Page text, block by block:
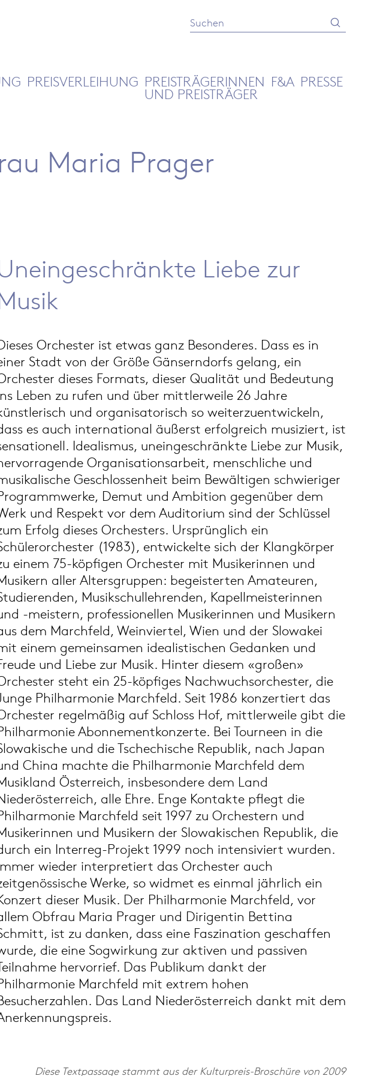
Suche
Absenden
PREISVERLEIHUNG PREISTRÄGERINNEN
UND PREISTRÄGER
F&A PRESSE
Maria Prager
Liebe zur
Orchester ist etwas ganz Besonderes. Dass es in
Stadt von der Größe Gänserndorfs gelang, ein
dieses Formats, dieser Qualität und Bedeutung
Leben zu rufen und über mittlerweile 26 Jahre
und organisatorisch so weiterzuentwickeln,
es auch international äußerst erfolgreich musiziert, ist
Idealismus, uneingeschränkte Liebe zur Musik,
Organisationsarbeit, menschliche und
Geschlossenheit beim Bewältigen schwieriger
Demut und Ambition gegenüber dem
und Respekt vor dem Auditorium sind der Schlüssel
Erfolg dieses Orchesters. Ursprünglich ein
(1983), entwickelte sich der Klangkörper
einem 75-köpfigen Orchester mit Musikerinnen und
aller Altersgruppen: begeisterten Amateuren,
Musikschullehrenden, Kapellmeisterinnen
-meistern, professionellen Musikerinnen und Musikern
dem Marchfeld, Weinviertel, Wien und der Slowakei
einem gemeinsamen idealistischen Gedanken und
und Liebe zur Musik. Hinter diesem «großen»
steht ein 25-köpfiges Nachwuchsorchester, die
Philharmonie Marchfeld. Seit 1986 konzertiert das
regelmäßig auf Schloss Hof, mittlerweile gibt die
Abonnementkonzerte. Bei Tourneen in die
und die Tschechische Republik, nach Japan
China machte die Philharmonie Marchfeld dem
Österreich, insbesondere dem Land
alle Ehre. Enge Kontakte pflegt die
Marchfeld seit 1997 zu Orchestern und
und Musikern der Slowakischen Republik, die
ein Interreg-Projekt 1999 noch intensiviert wurden.
wieder interpretiert das Orchester auch
Werke, so widmet es einmal jährlich ein
dieser Musik. Der Philharmonie Marchfeld, vor
Obfrau Maria Prager und Dirigentin Bettina
ist zu danken, dass eine Faszination geschaffen
die eine Sogwirkung zur aktiven und passiven
hervorrief. Das Publikum dankt der
Marchfeld mit extrem hohen
Das Land Niederösterreich dankt mit dem
Diese Textpassage stammt aus der Kulturpreis-Broschüre von 2009